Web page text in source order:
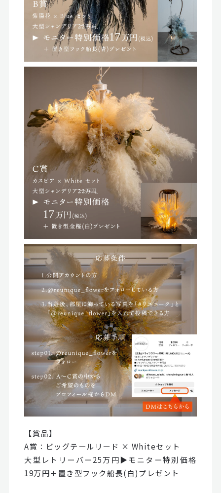
【賞品】
A賞：ビッグテールリード × Whiteセット
大型レトリーバー25万円▶モニター特別価格
19万円＋置き型フック船長(白)プレゼント